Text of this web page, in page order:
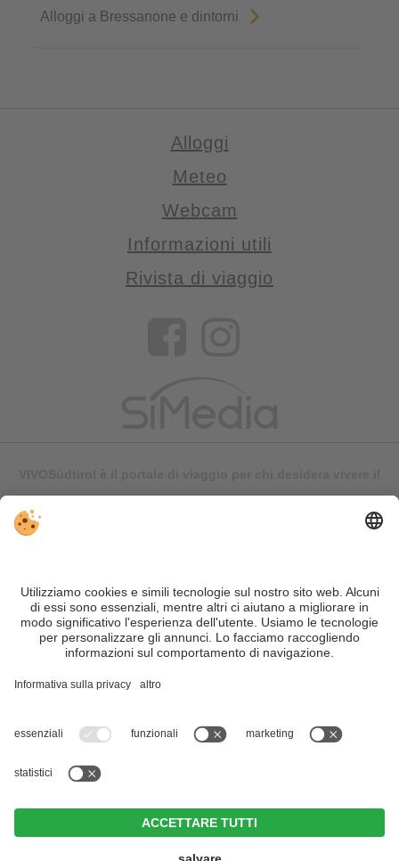
Alloggi a Bressanone e dintorni
Alloggi
Meteo
Webcam
Informazioni utili
Rivista di viaggio
Trentino Alto Adige davvero – con consigli autentici, alloggi e
contenuti, si possono verificare errori. Non garantiamo la
correttezza e la completezza di tutte le informazioni. Per
motivi di sicurezza, si prega di verificare chiedendo
direttamente sul posto all'organizzatore.
Sitemap| Editoria& Direttiva privacy |Impostazioni cookie individuali